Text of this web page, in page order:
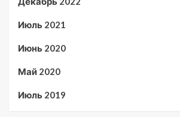
Июль 2021
Июнь 2020
Май 2020
Июль 2019